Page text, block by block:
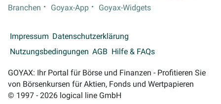
Branchen
Goyax-App Goyax-Widgets
Impressum Datenschutzerklärung
Nutzungsbedingungen AGB Hilfe & FAQs
GOYAX: Ihr Portal für Börse und Finanzen - Profitieren Sie
von Börsenkursen für Aktien, Fonds und Wertpapieren
© 1997 - 2026 logical line GmbH